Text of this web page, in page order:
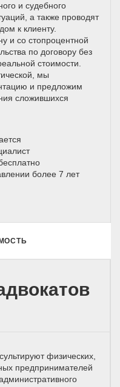
и судебного
а также проводят
к клиенту.
и со стопроцентной
по договору без
стоимости.
мы
и предложим
сложившихся
более 7 лет
физических,
предпринимателей